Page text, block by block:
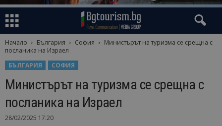
Начало България София
Министърът на туризма се срещна с
посланика на Израел
БЪЛГАРИЯ
СОФИЯ
Министърът на туризма се срещна с
посланика на Израел
28/02/2025 17:20